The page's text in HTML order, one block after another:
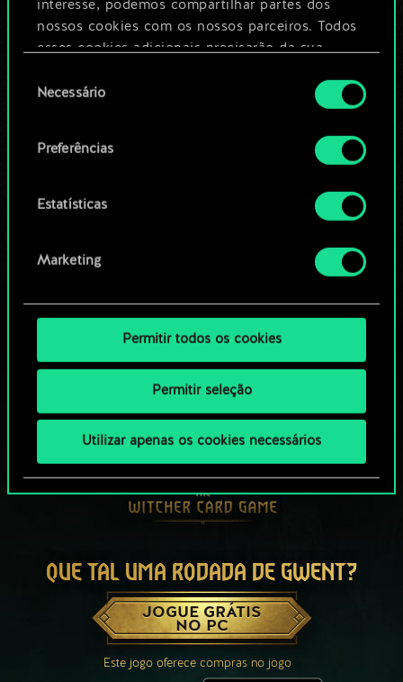
interesse, podemos compartilhar partes dos
nossos cookies com os nossos parceiros. Todos
esses cookies adicionais precisarão da sua
Você encontrará todos os detalhes sobre o uso
de cookies e poderá ajustar as suas preferências
no menu "Configurações" abaixo.
deNecessário
Preferências
Estatísticas
Marketing
Permitir todos os cookies
Permitir seleção
Utilizar apenas os cookies necessários
um guia
QUE TAL UMA RODADA DE GWENT?
JOGUE GRÁTIS
NO PC
Este jogo oferece compras no jogo